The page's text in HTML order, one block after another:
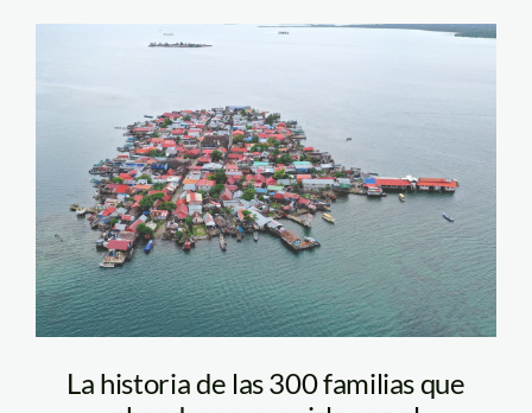
La-pequeña-isla-de-
Gardi-Sugdu-en-
Guna-Yala,-Panamá—-
Cortesía-Ministerio-
de-Gobierno-de-
Panamá
La historia de las 300 familias que